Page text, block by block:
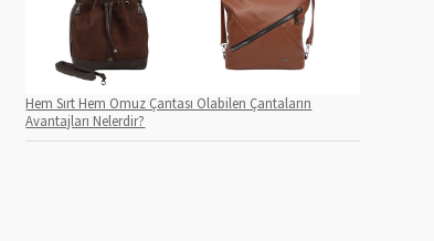
Hem Sırt Hem Omuz Çantası Olabilen Çantaların
Avantajları Nelerdir?